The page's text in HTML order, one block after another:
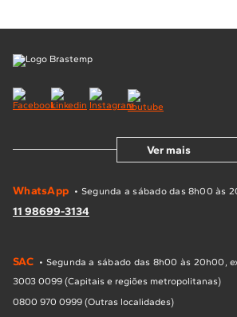
Ver mais
WhatsApp • Segunda a sábado das 8h00 às
11 98699-3134
SAC • Segunda a sábado das 8h00 às 20h00,
3003 0099 (Capitais e regiões metropolitanas)
0800 970 0999 (Outras localidades)